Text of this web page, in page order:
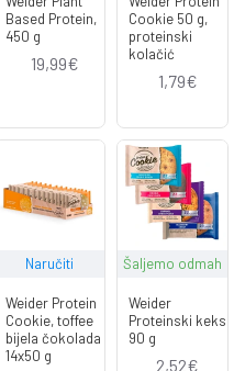
Based Protein,
450 g
19,99€
Cookie 50 g,
proteinski
kolačić
1,79€
Naručiti
Weider Protein
Cookie, toffee
bijela čokolada
14x50 g
Šaljemo odmah
Weider
Proteinski keks
90 g
2,52€